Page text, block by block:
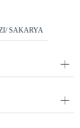
SAKARYA